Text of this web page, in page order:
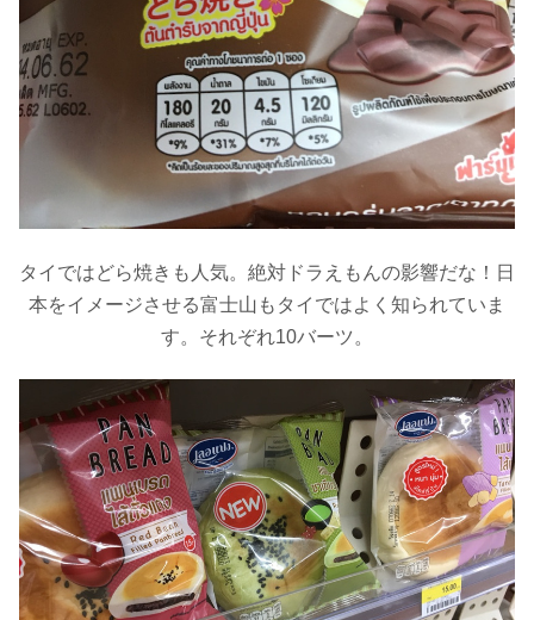
タイではどら焼きも人気。絶対ドラえもんの影響だな！日
本をイメージさせる富士山もタイではよく知られていま
す。 それぞれ10バーツ。